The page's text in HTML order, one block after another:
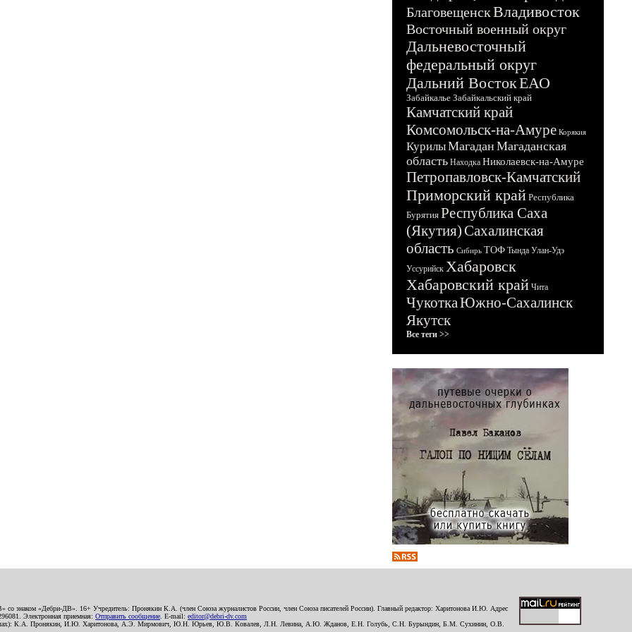
БлаговещенскВладивосток
Восточный военный округ
Дальневосточный
федеральный округ
Дальний ВостокЕАО
Забайкалье Забайкальский край
Камчатский край
Комсомольск-на-Амуре Корякия
КурилыМагадан Магаданская
область Находка Николаевск-на-Амуре
Петропавловск-Камчатский
Приморский край Республика
Бурятия Республика Саха
(Якутия)Сахалинская
область Сибирь ТОФ Тында Улан-Удэ
Уссурийск Хабаровск
Хабаровский край Чита
ЧукоткаЮжно-Сахалинск
Якутск
Все теги >>
со знаком «Дебри-ДВ». 16+ Учредитель: Пронякин К.А. (член Союза журналистов России, член Союза писателей России). Главный редактор: Харитонова И.Ю. Адрес
Электронная приемная: Отправить сообщение . E-mail: editor@debri-dv.com
началах): К.А. Пронякин, И.Ю. Харитонова, А.Э. Мирмович, Ю.Н. Юрьев, Ю.В. Ковалев, Л.Н. Левина, А.Ю. Жданов, Е.Н. Голубь, С.Н. Бурындин, Б.М. Сухинин, О.В.